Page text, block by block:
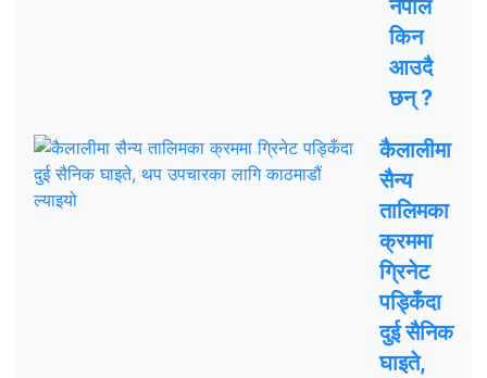
नेपाल
किन
आउदै
छन् ?
कैलालीमा
सैन्य
तालिमका
क्रममा
ग्रिनेट
पड्किँदा
दुई सैनिक
घाइते,